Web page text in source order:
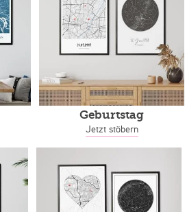
Geburtstag
Jetzt stöbern